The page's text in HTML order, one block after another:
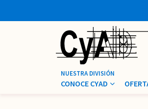
CONOCE CYAD